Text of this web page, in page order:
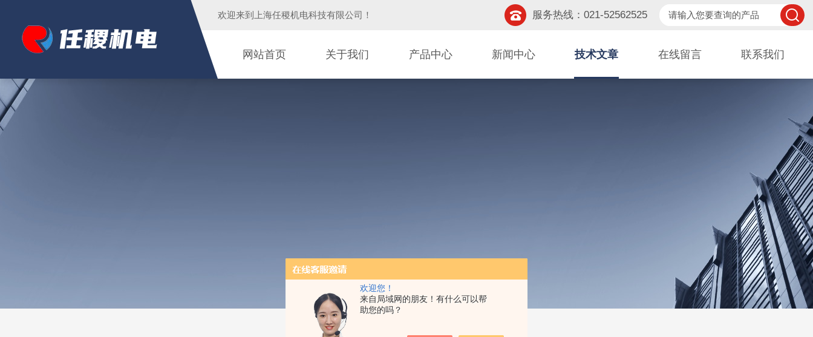
欢迎您！
来自局域网的朋友！有什么可以帮
助您的吗？
欢迎来到 上海任稷机电科技有限公司 ！ 服务热线：021-52562525
网站首页 关于我们 产品中心 新闻中心 技术文章 在线留言 联系我们